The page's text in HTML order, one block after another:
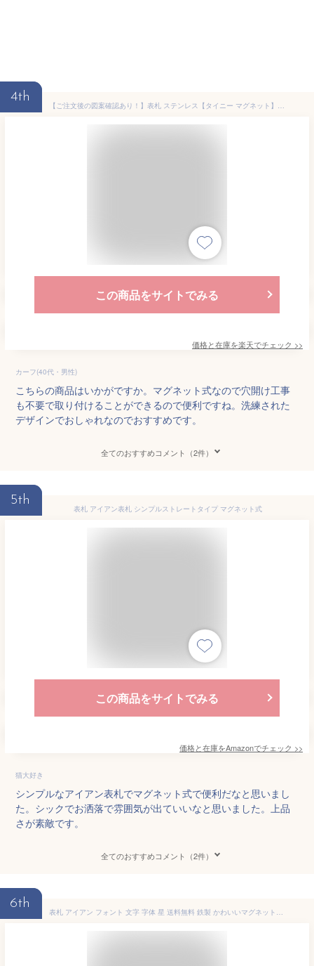
4th
【ご注文後の図案確認あり！】表札 ステンレス【タイニー マグネット】穴あけ不要で貼りつけ 小さいサイズ アイアン調 ネームプレート 戸建て おしゃれ 切り文字 ローマ字 アルファベット 国内生産 日本製
この商品をサイトでみる
価格と在庫を楽天でチェック >>
カーフ(40代・男性)
こちらの商品はいかがですか。マグネット式なので穴開け工事
も不要で取り付けることができるので便利ですね。洗練された
デザインでおしゃれなのでおすすめです。
全てのおすすめコメント（2件）
5th
表札 アイアン表札 シンプルストレートタイプ マグネット式
この商品をサイトでみる
価格と在庫をAmazonでチェック >>
猫大好き
シンプルなアイアン表札でマグネット式で便利だなと思いまし
た。シックでお洒落で雰囲気が出ていいなと思いました。上品
さが素敵です。
全てのおすすめコメント（2件）
6th
表札 アイアン フォント 文字 字体 星 送料無料 鉄製 かわいいマグネットタイプ 流れ星をモチーフにしたサインプレート 戸建 新築 お店ロゴ お祝い ギフト に最適！